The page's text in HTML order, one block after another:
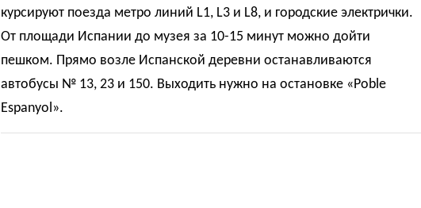
курсируют поезда метро линий L1, L3 и L8, и городские электрички.
От площади Испании до музея за 10-15 минут можно дойти
пешком. Прямо возле Испанской деревни останавливаются
автобусы № 13, 23 и 150. Выходить нужно на остановке «Poble
Espanyol».